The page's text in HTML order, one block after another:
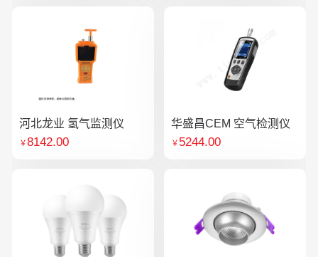
河北龙业 氢气监测仪
￥8142.00
华盛昌CEM 空气检测仪
￥ 5244.00